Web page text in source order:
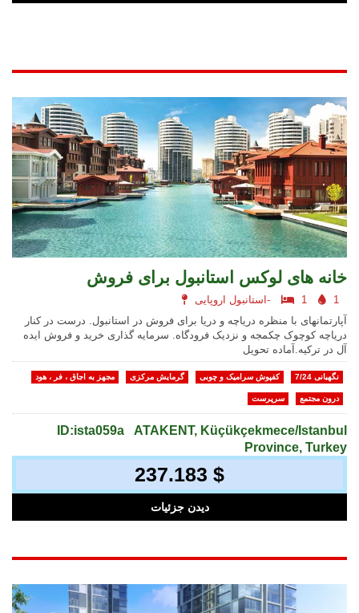
خانه های لوکس استانبول برای فروش
استانبول اروپایی- 1
1
آپارتمانهای با منظره دریاچه و دریا برای فروش در استانبول. درست در کنار
دریاچه کوچوک چکمجه و نزدیک فرودگاه. سرمایه گذاری خرید و فروش ایده
آل در ترکیه.آماده تحویل
مجهز به اجاق ، فر ، هود گرمایش مرکزی کفپوش سرامیک و چوبی نگهبانی 7/24
سرپرست درون مجتمع
ID:ista059a
ATAKENT, Küçükçekmece/Istanbul
Province, Turkey
237.183 $
دیدن جزئیات